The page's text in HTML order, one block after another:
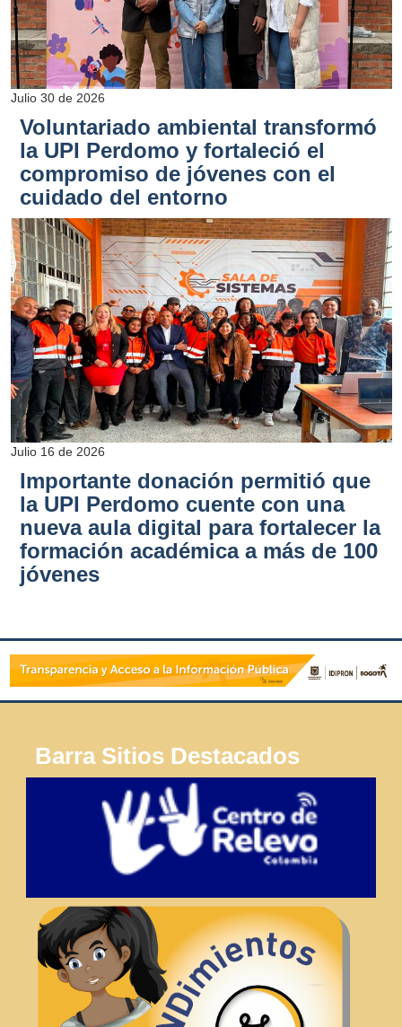
Julio 30 de 2026
Voluntariado ambiental transformó
la UPI Perdomo y fortaleció el
compromiso de jóvenes con el
cuidado del entorno
Julio 16 de 2026
Importante donación permitió que
la UPI Perdomo cuente con una
nueva aula digital para fortalecer la
formación académica a más de 100
jóvenes
Barra Sitios Destacados